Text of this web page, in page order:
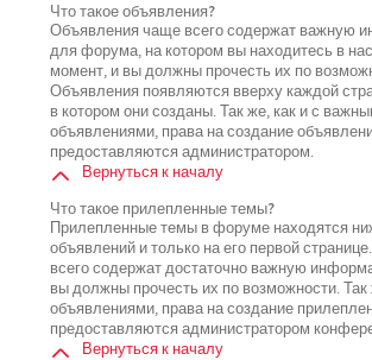
Что такое объявления?
Объявления чаще всего содержат важную
для форума, на котором вы находитесь в
момент, и вы должны прочесть их по
Объявления появляются вверху каждой
в котором они созданы. Так же, как и с
объявлениями, права на создание
предоставляются администратором.
Вернуться к началу
Что такое прилепленные темы?
Прилепленные темы в форуме находятся
объявлений и только на его первой
всего содержат достаточно важную
вы должны прочесть их по возможности. Так
объявлениями, права на создание
предоставляются администратором
Вернуться к началу